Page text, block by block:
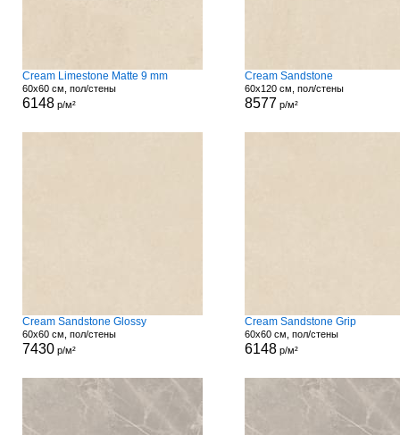
Cream Limestone Matte 9 mm
60x60 см, пол/стены
6148 р/м²
Cream Sandstone
60x120 см, пол/стены
8577 р/м²
Cream Sandstone Glossy
60x60 см, пол/стены
7430 р/м²
Cream Sandstone Grip
60x60 см, пол/стены
6148 р/м²